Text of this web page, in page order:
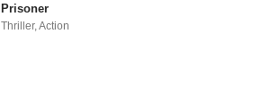
Prisoner
Thriller,Action